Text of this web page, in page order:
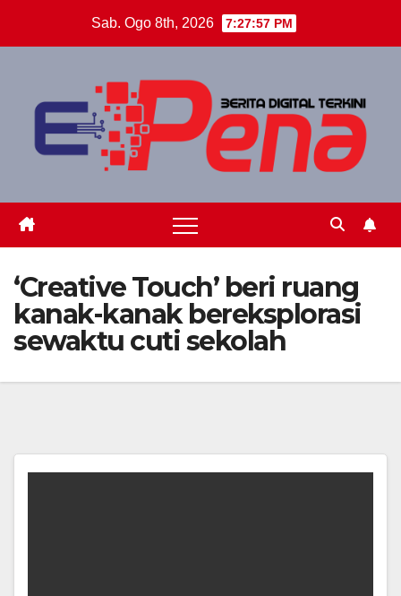
Sab. Ogo 8th, 2026 7:27:58 PM
‘Creative Touch’ beri ruang
kanak-kanak bereksplorasi
sewaktu cuti sekolah